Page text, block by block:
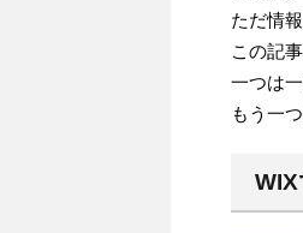
ただ情
この記
一つは
もう一
WIX